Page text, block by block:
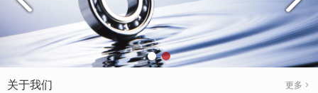
关于我们 更多